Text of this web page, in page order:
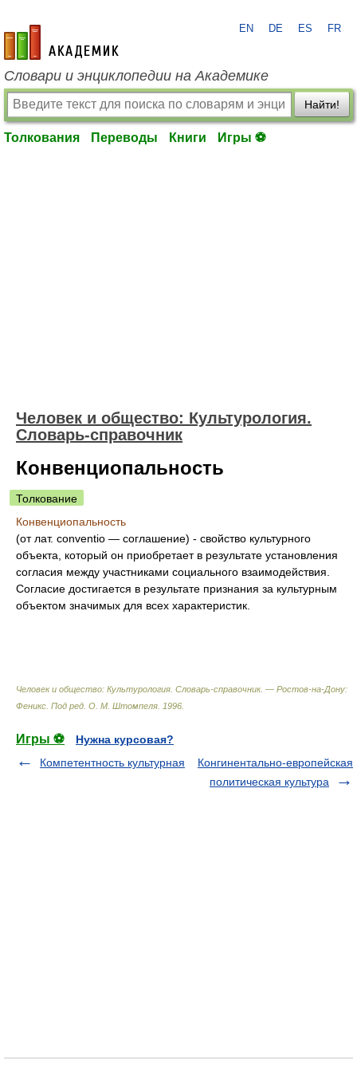
academic.ru
EN DE ES FR
Словари и энциклопедии на Академике
Найти!
Толкования Переводы Книги Игры ⚽
Человек и общество: Культурология.
Словарь-справочник
Конвенциопальность
Толкование
Конвенциопальность
(от лат. conventio — соглашение) - свойство культурного
объекта, который он приобретает в результате установления
согласия между участниками социального взаимодействия.
Согласие достигается в результате признания за культурным
объектом значимых для всех характеристик.
Человек и общество: Культурология. Словарь-справочник. — Ростов-на-Дону:
Феникс Под ред. О. М. Штомпеля 1996
Игры ⚽
Нужна курсовая?
Компетентность культурная
Конгинентально-европейская
политическая культура